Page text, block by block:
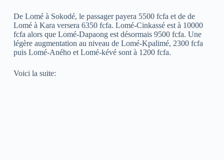
De Lomé à Sokodé, le passager payera 5500 fcfa et de de
Lomé à Kara versera 6350 fcfa. Lomé-Cinkassé est à 10000
fcfa alors que Lomé-Dapaong est désormais 9500 fcfa. Une
légère augmentation au niveau de Lomé-Kpalimé, 2300 fcfa
puis Lomé-Aného et Lomé-kévé sont à 1200 fcfa.
Voici la suite: